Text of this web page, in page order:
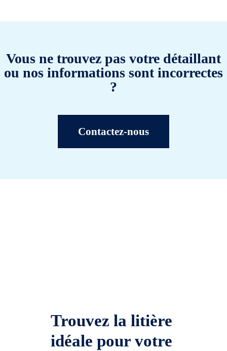
Vous ne trouvez pas votre détaillant
ou nos informations sont incorrectes
?
Contactez-nous
Trouvez la litière
idéale pour votre